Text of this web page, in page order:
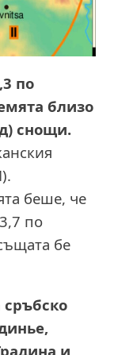
по
близо
снощи.
беше, че
по
бе
сръбско
и